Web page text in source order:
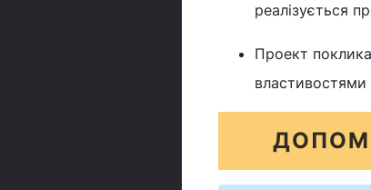
реалізується
Проект